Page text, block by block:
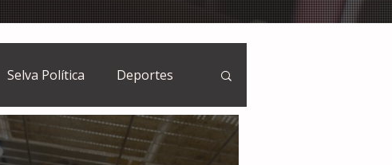
Selva Política Deportes
Guatemala